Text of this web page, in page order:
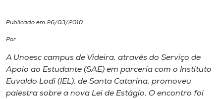
Cultura
Publicado em 26/03/2010
Por
A Unoesc campus de Videira, através do Serviço de
Apoio ao Estudante (SAE) em parceria com o Instituto
Euvaldo Lodi (IEL), de Santa Catarina, promoveu
palestra sobre a nova Lei de Estágio. O encontro foi